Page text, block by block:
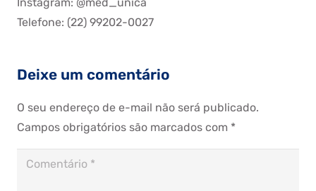
Instagram: @med_unica
Telefone: (22) 99202-0027
Deixe um comentário
O seu endereço de e-mail não será publicado.
Campos obrigatórios são marcados com *